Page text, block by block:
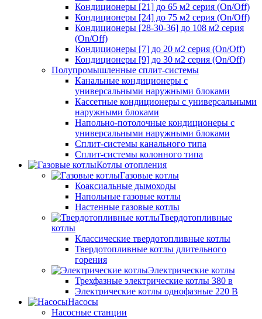
Кондиционеры [21] до 65 м2 серия (On/Off)
Кондиционеры [24] до 75 м2 серия (On/Off)
Кондиционеры [28-30-36] до 108 м2 серия
(On/Off)
Кондиционеры [7] до 20 м2 серия (On/Off)
Кондиционеры [9] до 30 м2 серия (On/Off)
Полупромышленные сплит-системы
Канальные кондиционеры с
универсальными наружными блоками
Кассетные кондиционеры с универсальными
наружными блоками
Напольно-потолочные кондиционеры с
универсальными наружными блоками
Сплит-системы канального типа
Сплит-системы колонного типа
Котлы отопления
Газовые котлы
Коаксиальные дымоходы
Напольные газовые котлы
Настенные газовые котлы
Твердотопливные
котлы
Классические твердотопливные котлы
Твердотопливные котлы длительного
горения
Электрические котлы
Трехфазные электрические котлы 380 в
Электрические котлы однофазные 220 В
Насосы
Насосные станции